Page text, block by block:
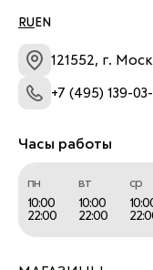
RU EN
121552, г.
+7 (495) 139-03-
Часы работы
пн
10:00
22:00
вт
10:00
22:00
ср